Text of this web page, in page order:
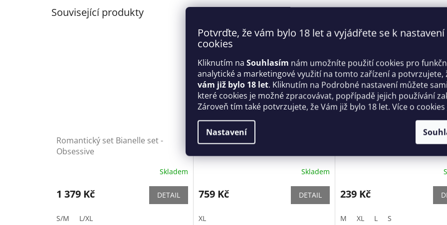
Potvrďte, že vám bylo 18 let a vyjádřete se k nastavení
cookies
Kliknutím na Souhlasím nám umožníte použití cookies pro
analytické a marketingové využití na tomto zařízení a potvrzujete,
vám již bylo 18 let. Kliknutím na Podrobné nastavení můžete
které cookies je možné zpracovávat, popřípadě jejich používání
Zároveň tím také potvrzujete, že Vám již bylo 18 let. Více o cookies
Nastavení
Související produkty
Romantický set Bianelle set -
Obsessive
Skladem
1 379 Kč DETAIL
S/M L/XL
Body Penny - Anais
Skladem
759 Kč DETAIL
XL
Podvazkový pás Iris bílá -
239 Kč
M XL L S